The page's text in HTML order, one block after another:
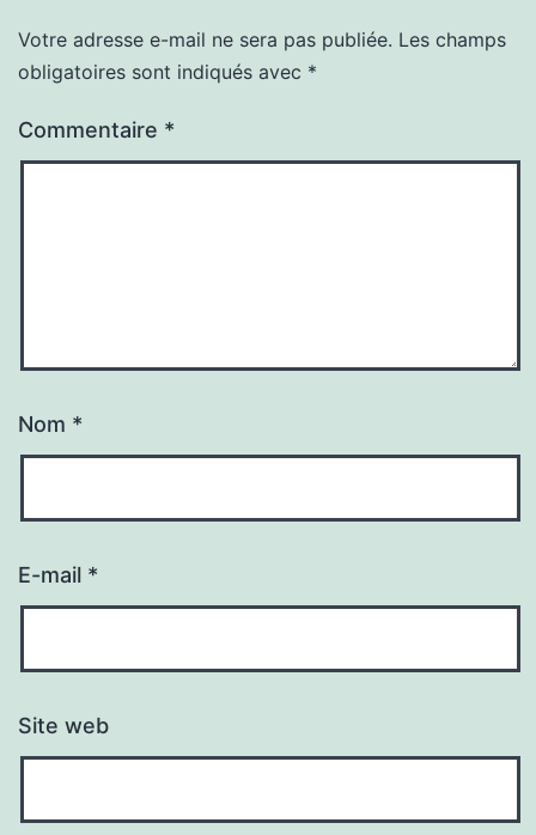
Votre adresse e-mail ne sera pas publiée. Les champs
obligatoires sont indiqués avec *
Commentaire *
Nom *
E-mail *
Site web